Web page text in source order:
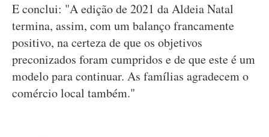
E conclui: "A edição de 2021 da Aldeia Natal
termina, assim, com um balanço francamente
positivo, na certeza de que os objetivos
preconizados foram cumpridos e de que este é um
modelo para continuar. As famílias agradecem o
comércio local também."